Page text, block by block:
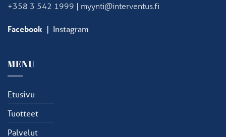
+358 3 542 1999 | myynti@interventus.fi
Facebook | Instagram
MENU
Etusivu
Tuotteet
Palvelut